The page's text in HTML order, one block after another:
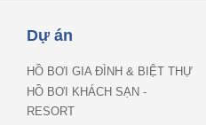
Dự án
HỒ BƠI GIA ĐÌNH & BIỆT THỰ
HỒ BƠI KHÁCH SẠN -
RESORT